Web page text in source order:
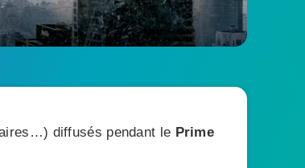
diffusés pendant le Prime